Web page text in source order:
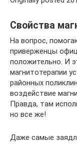
Свойства
На вопрос,
приверженцы
положительно. И
магнитотерапии
районных
воздействие
Правда, там
но все же!
Даже самые